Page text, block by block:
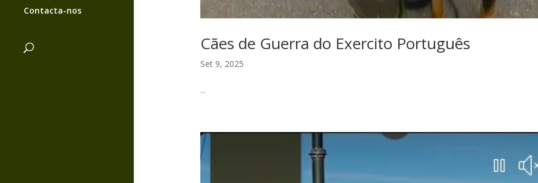
Contacta-nos
Cães de Guerra do Exercito Português
Set 9, 2025
...